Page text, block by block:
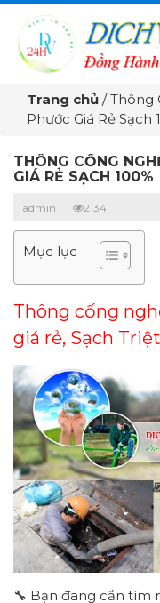
Trang chủ /Thông
Phước Giá Rẻ Sạch
THÔNG CỐNG
GIÁ RẺ SẠCH 100%
admin 2134
Mục lục
Thông cống
giá rẻ, Sạch
🔧 Bạn đang cần tìm